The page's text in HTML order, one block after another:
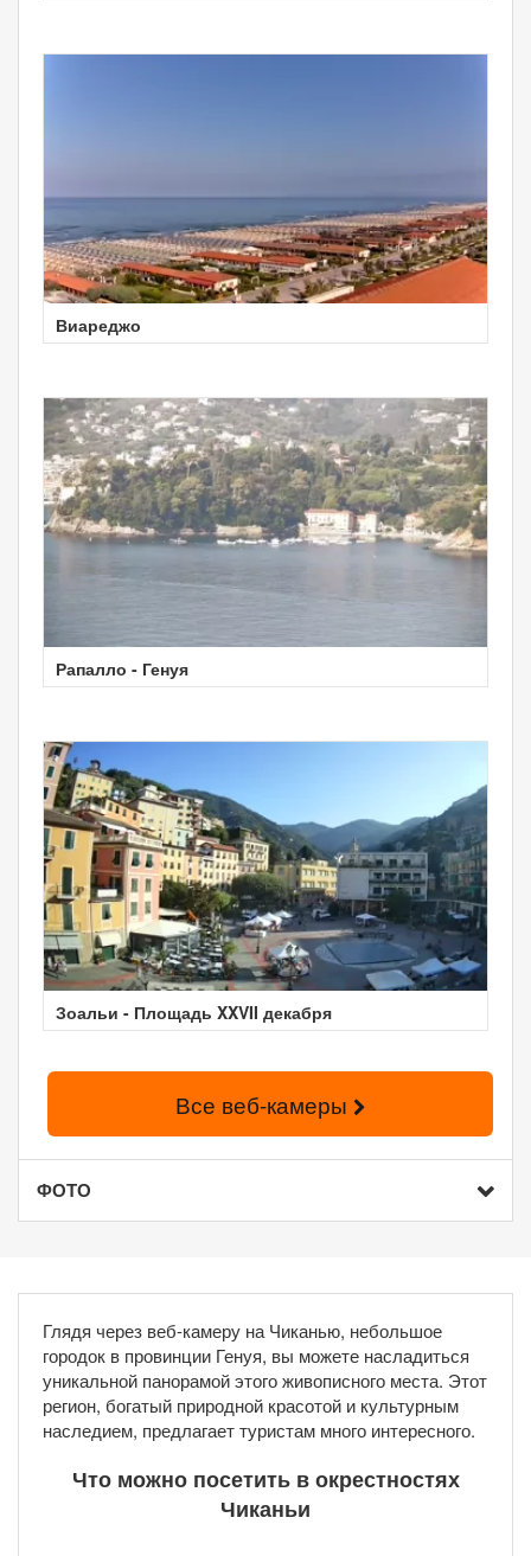
Виареджо
Рапалло - Генуя
Зоальи - Площадь XXVII декабря
Все веб-камеры
ФОТО
Глядя через веб-камеру на Чиканью, небольшое
городок в провинции Генуя, вы можете насладиться
уникальной панорамой этого живописного места. Этот
регион, богатый природной красотой и культурным
наследием, предлагает туристам много интересного.
Что можно посетить в окрестностях
Чиканьи